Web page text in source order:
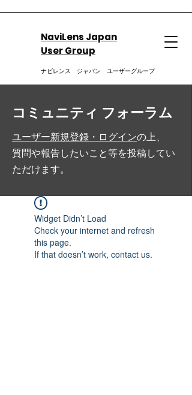
NaviLens Japan
User Group
ナビレンス ジャパン ユーザーグループ
コミュニティ フォーラム
ユーザー新規登録・ログインの上、
質問や報告したいこと等を投稿してい
ただけます。
Widget Didn’t Load
Check your internet and refresh
this page.
If that doesn’t work, contact us.